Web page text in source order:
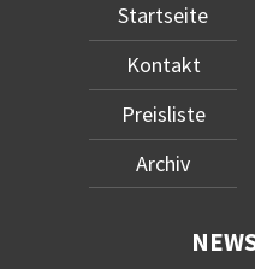
Startseite
Kontakt
Preisliste
Archiv